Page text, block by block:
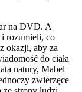
na DVD. A
rozumieli, co
okazji, aby za
do ciała
natury, Mabel
zwierzęce